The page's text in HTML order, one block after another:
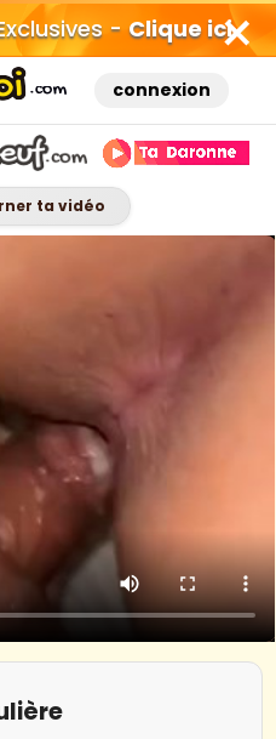
- Clique ici
connexion
ta vidéo